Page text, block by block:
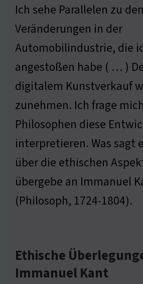
Ich sehe Parallelen zu den
Veränderungen in der
Automobilindustrie, die
angestoßen habe ( … )
digitalem Kunstverkauf
zunehmen. Ich frage
Philosophen diese
interpretieren. Was sagt
über die ethischen
übergebe an Immanuel
(Philosoph, 1724-1804).
Ethische
Immanuel Kant